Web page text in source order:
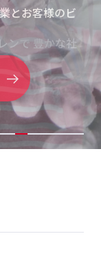
ンで 豊かな社
とお客様のビ
、社会と地球